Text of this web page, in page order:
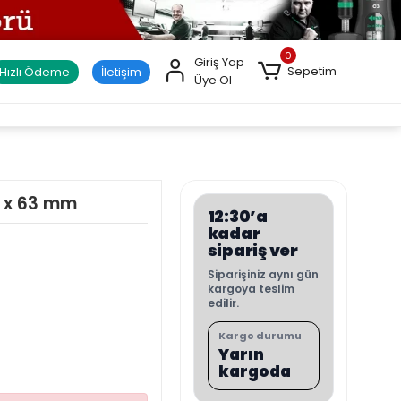
Hızlı Ödeme İletişim
Giriş Yap
Üye Ol
0
Sepetim
63 mm
12:30’a
kadar
sipariş ver
Siparişiniz aynı gün
kargoya teslim
edilir.
Kargo durumu
Yarın
kargoda